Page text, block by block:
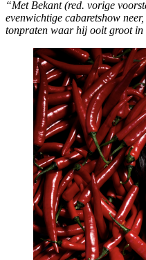
“Met Bekant (red. vorige
evenwichtige cabaretshow
tonpraten waarhij ooit groot in